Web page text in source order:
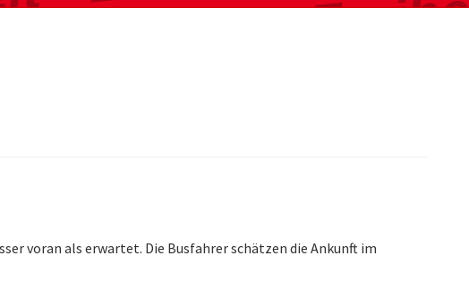
voran als erwartet. Die Busfahrer schätzen die Ankunft im